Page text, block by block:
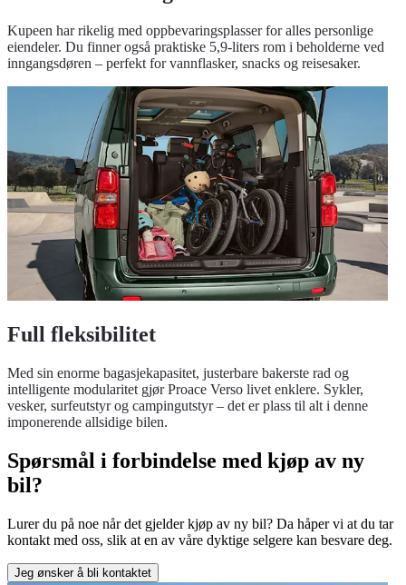
Kupeen har rikelig med oppbevaringsplasser for alles personlige
eiendeler. Du finner også praktiske 5,9-liters rom i beholderne ved
inngangsdøren – perfekt for vannflasker, snacks og reisesaker.
Full fleksibilitet
Med sin enorme bagasjekapasitet, justerbare bakerste rad og
intelligente modularitet gjør Proace Verso livet enklere. Sykler,
vesker, surfeutstyr og campingutstyr – det er plass til alt i denne
imponerende allsidige bilen.
Spørsmål i forbindelse med kjøp av ny
bil?
Lurer du på noe når det gjelder kjøp av ny bil? Da håper vi at du tar
kontakt med oss, slik at en av våre dyktige selgere kan besvare deg.
Jeg ønsker å bli kontaktet